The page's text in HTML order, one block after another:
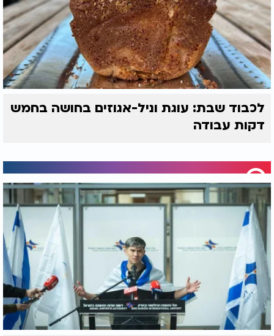
לכבוד שבת: עוגת וניל-אגוזים בחושה בחמש
דקות עבודה